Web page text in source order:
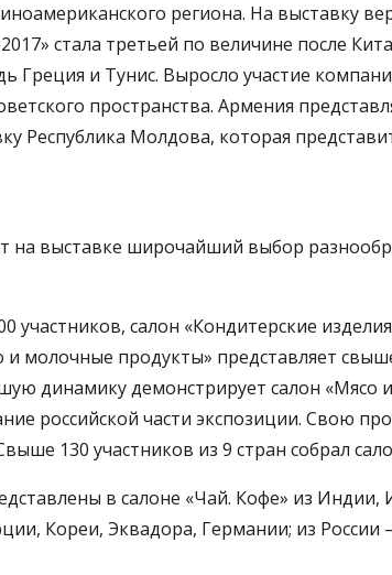
региона. На выставку
стала третьей по величине после
Греция и Тунис. Выросло участие
пространства. Армения
Республика Молдова, которая
на выставке широчайший выбор
участников, салон «Кондитерские
молочные продукты» представляет
динамику демонстрирует салон «Мясо
российской части экспозиции. Свою
130 участников из 9 стран собрал
в салоне «Чай. Кофе» из Индии,
Кореи, Эквадора, Германии; из России